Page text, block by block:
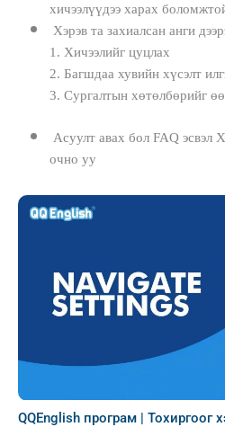
хичээлүүдээ харах
Хэрэв та захиалсан анги
1. Хичээлийг цуцлах
2. Багшдаа хувийн хүсэлт
3. Сургалтын хөтөлбөрийг
Асуулт авах бол FAQ эсвэл
очно уу
QQEnglish програм | Тохиргоог